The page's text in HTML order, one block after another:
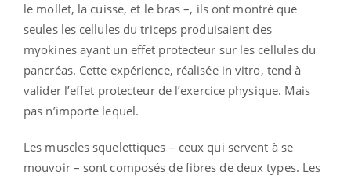
le mollet, la cuisse, et le bras –, ils ont montré que
seules les cellules du triceps produisaient des
myokines ayant un effet protecteur sur les cellules du
pancréas. Cette expérience, réalisée in vitro, tend à
valider l’effet protecteur de l’exercice physique. Mais
pas n’importe lequel.
Les muscles squelettiques – ceux qui servent à se
mouvoir – sont composés de fibres de deux types. Les